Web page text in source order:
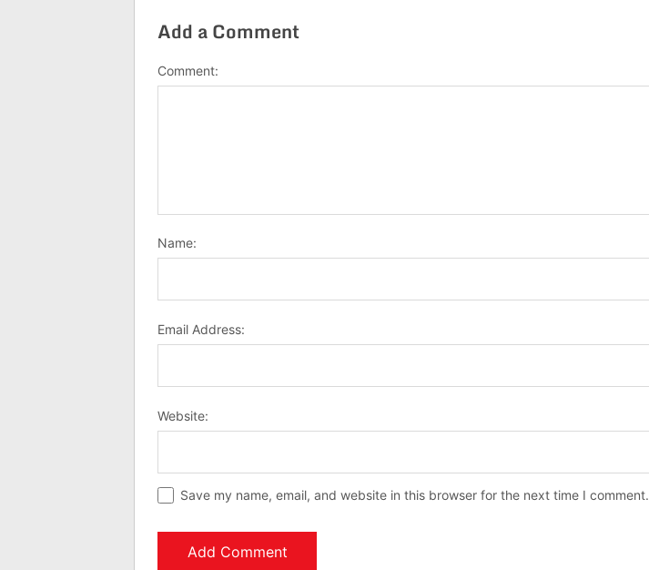
Add a Comment
Comment:
Name:
Email Address:
Website:
Save my name, email, and website in this browser for the next time I comment.